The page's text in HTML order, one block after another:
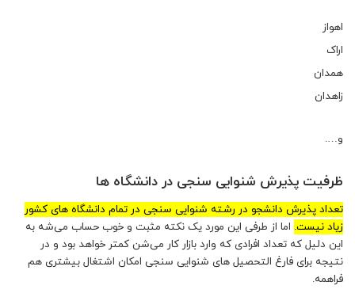
اهواز
اراک
همدان
زاهدان
و….
ظرفیت پذیرش شنوایی سنجی در دانشگاه ها
تعداد پذیرش دانشجو در رشته شنوایی سنجی در تمام دانشگاه های کشور
زیاد نیست. اما از طرفی این مورد یک نکته مثبت و خوب حساب می‌شه به
این دلیل که تعداد افرادی که وارد بازار کار می‌شن کمتر خواهد بود و در
نتیجه برای فارغ التحصیل های شنوایی سنجی امکان اشتغال بیشتری هم
فراهمه.